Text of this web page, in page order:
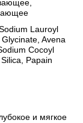
Lauroyl
Avena
Cocoyl
Papain
и мягкое